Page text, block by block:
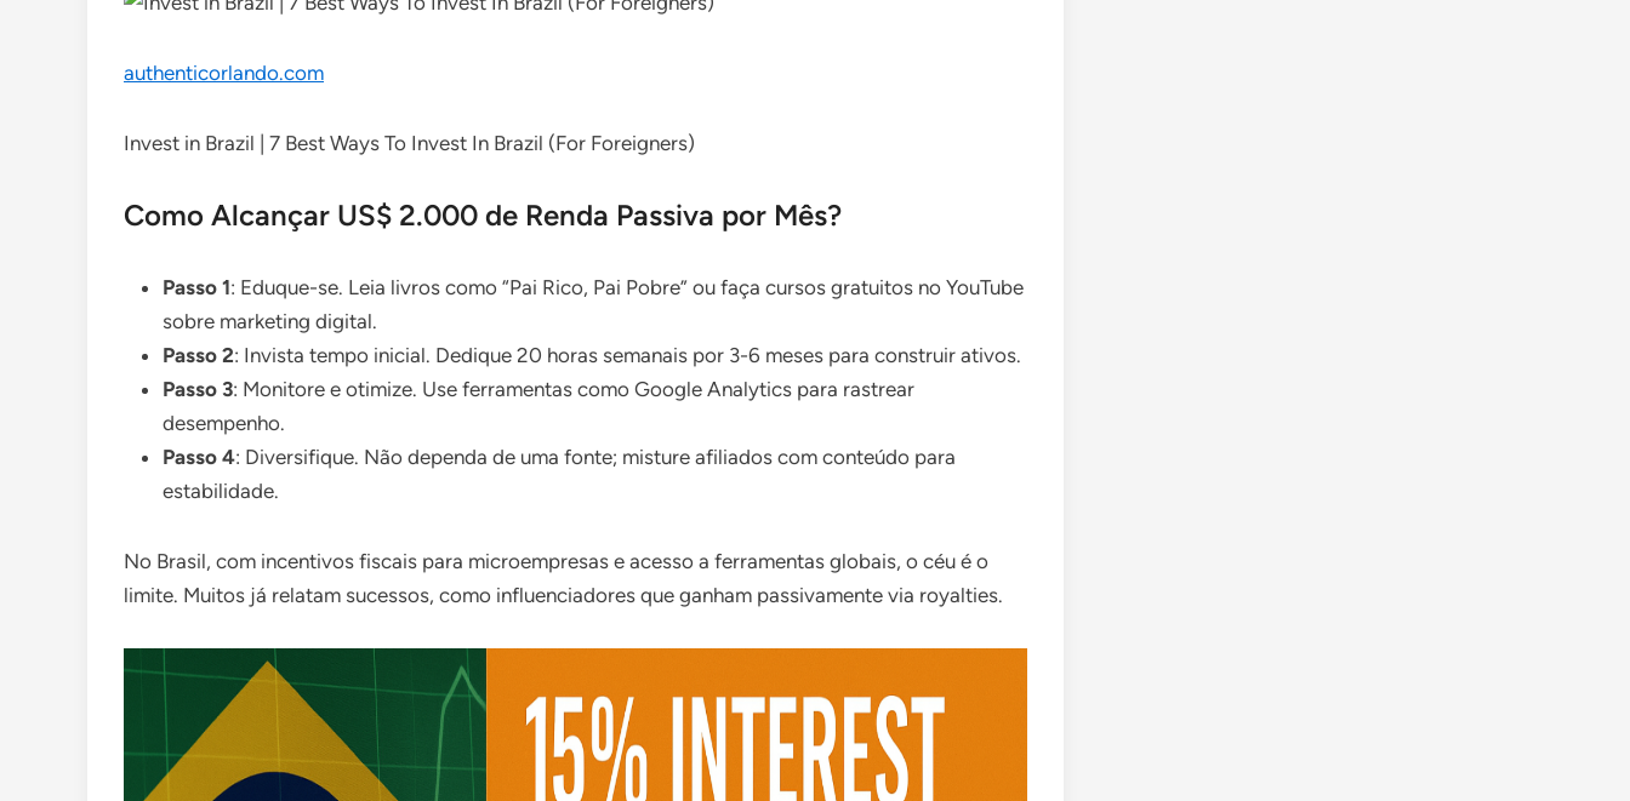
authenticorlando.com
Invest in Brazil | 7 Best Ways To Invest In Brazil (For Foreigners)
Como Alcançar US$ 2.000 de Renda Passiva por Mês?
Passo 1: Eduque-se. Leia livros como “Pai Rico, Pai Pobre” ou faça cursos gratuitos no YouTube
sobre marketing digital.
Passo 2: Invista tempo inicial. Dedique 20 horas semanais por 3-6 meses para construir ativos.
Passo 3: Monitore e otimize. Use ferramentas como Google Analytics para rastrear
desempenho.
Passo 4: Diversifique. Não dependa de uma fonte; misture afiliados com conteúdo para
estabilidade.
No Brasil, com incentivos fiscais para microempresas e acesso a ferramentas globais, o céu é o
limite. Muitos já relatam sucessos, como influenciadores que ganham passivamente via royalties.